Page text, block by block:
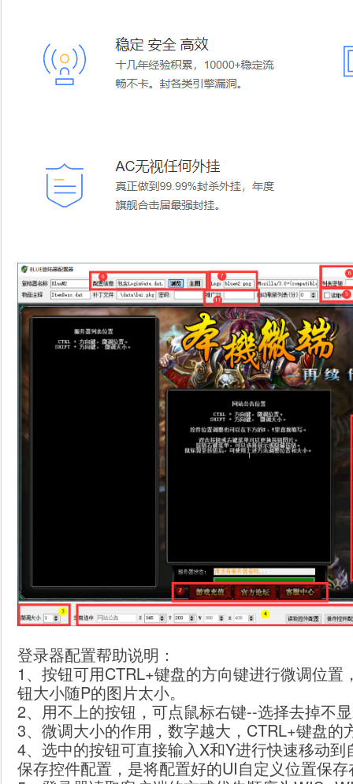
登录器配置帮助说明：
1、按钮可用CTRL+键盘的方向键进行微调位
钮大小随P的图片太小。
2、用不上的按钮，可点鼠标右键--选择去掉不
3、微调大小的作用，数字越大，CTRL+键盘
4、选中的按钮可直接输入X和Y进行快速移动
保存控件配置，是将配置好的UI自定义位置保